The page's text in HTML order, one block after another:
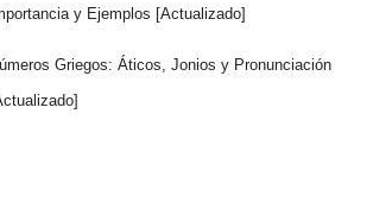
y Ejemplos [Actualizado]
Griegos: Áticos, Jonios y Pronunciación